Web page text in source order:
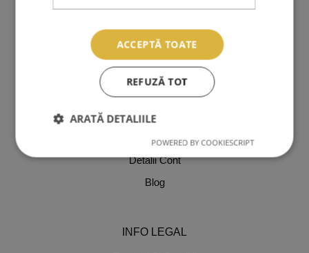
Stilizare Sprancene
Despre Noi
Comenzi
Detalii Cont
Blog
INFO LEGAL
ACCEPTĂ TOATE
REFUZĂ TOT
ARATĂ DETALIILE
POWERED BY COOKIESCRIPT